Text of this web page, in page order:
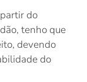
do
tenho que
devendo
do